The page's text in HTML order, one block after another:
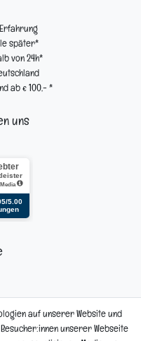
später*
von 24h*
ab € 100,- *
uns
auf unserer Website und
unserer Webseite